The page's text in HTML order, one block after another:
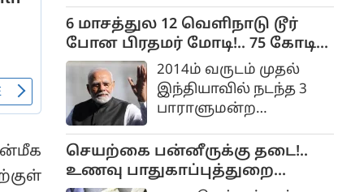
பிரச்சாரத்தைத்
தொடங்கவுள்ளதாக
அறிவித்துள்ளார்.
மகாராஷ்டிராவின்
சத்ரபதி சம்பாஜிநகரில்
நடைபெற்ற கட்சியின்
கூட்டத்திற்கு பிறகு
செய்தியாளர்களை
சந்தித்த அவர் இதனைத்
வசூலிக்க வழிவகுக்கும்
முக்கிய சட்டத்திருத்த
மசோதா மக்களவையில்
நிறைவேற்றப்பட்டுள்ளது.
6 மாசத்துல 12 வெளிநாடு டூர்
போன பிரதமர் மோடி!.. 75 கோடி
செலவு!.. மத்திய அரசு தகவல்!...
2014ம் வருடம் முதல்
இந்தியாவில் நடந்த 3
பாராளுமன்ற
ஜனதா கட்சி வெற்றி
பெற்று ஆட்சியைப்
பிடித்தது. குஜராத்தில்
செயற்கை பன்னீருக்கு தடை!..
உணவு பாதுகாப்புத்துறை